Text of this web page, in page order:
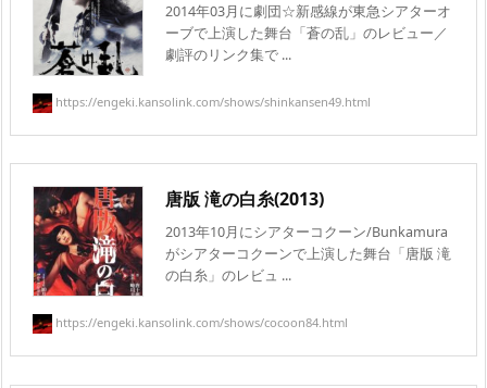
2014年03月に劇団☆新感線が東急シアターオ
ーブで上演した舞台「蒼の乱」のレビュー／
劇評のリンク集で ...
https://engeki.kansolink.com/shows/shinkansen49.html
唐版 滝の白糸(2013)
2013年10月にシアターコクーン/Bunkamura
がシアターコクーンで上演した舞台「唐版 滝
の白糸」のレビュ ...
https://engeki.kansolink.com/shows/cocoon84.html